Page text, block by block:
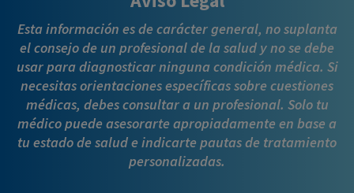
Esta información es de carácter general, no suplanta
el consejo de un profesional de la salud y no se debe
usar para diagnosticar ninguna condición médica. Si
necesitas orientaciones específicas sobre cuestiones
médicas, debes consultar a un profesional. Solo tu
médico puede asesorarte apropiadamente en base a
tu estado de salud e indicarte pautas de tratamiento
personalizadas.